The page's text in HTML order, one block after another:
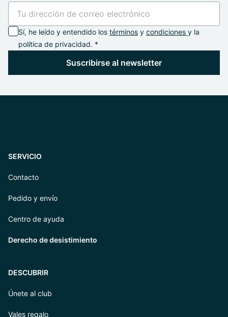
Sí, he leído y entendido los términos y condiciones y la
política de privacidad. *
Suscribirse al newsletter
SERVICIO
Contacto
Pedido y envío
Centro de ayuda
Derecho de desistimiento
DESCUBRIR
Únete al club
Vales regalo